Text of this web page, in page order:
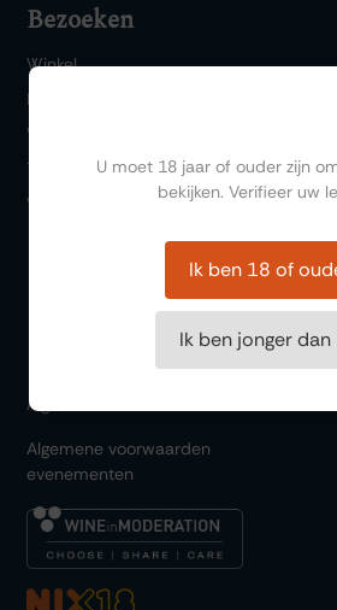
Bezoeken
Winkel
Bar 1717
Wijn & Spijs
Thema events
Wijnproeverij
Algemene voorwaarden
Algemene voorwaarden
evenementen
U moet 18 jaar of ouder zijn
bekijken. Verifieer uw
Ik ben 18 of
Ik ben jonger dan